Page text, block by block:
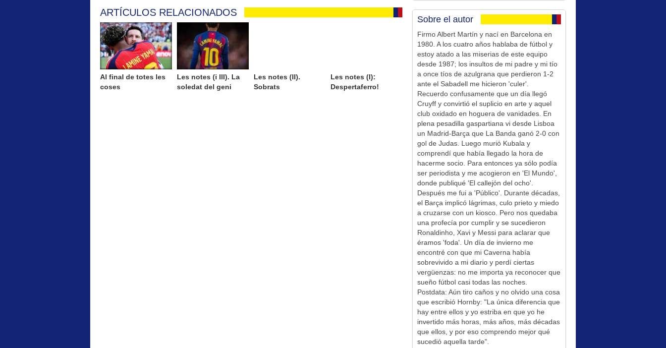
ARTÍCULOS RELACIONADOS
Al final de totes les
coses
Les notes (i III). La
soledat del geni
Les notes (II).
Sobrats
Les notes (I):
Despertaferro!
Sobre el autor
Firmo Albert Martín y nací en Barcelona en
1980. A los cuatro años hablaba de fútbol y
estoy atado a las miserias de este equipo
desde 1987; los insultos de mi padre y mi tío
a once tíos de azulgrana que perdieron 1-2
ante el Sabadell me hicieron 'culer'.
Recuerdo confusamente que un día llegó
Cruyff y convirtió el suplicio en arte y aquel
club oxidado en hoguera de vanidades. En
plena pesadilla gaspartiana vi desde Lisboa
un Madrid-Barça que La Banda ganó 2-0 con
gol de Judas. Luego murió Kubala y
comprendí que había llegado la hora de
hacerme socio. Para entonces ya sólo podía
ser periodista y me acogieron en 'El Mundo',
donde publiqué 'El callejón del ocho'.
Después me fui a 'Público'. Durante décadas,
el Barça implicó lágrimas, culo prieto y miedo
a cruzarse con un kiosco. Pero nos quedaba
una profecía por cumplir y se sucedieron
Ronaldinho, Xavi y Messi para aclarar que
éramos 'foda'. Un día de invierno me
encontré con que mi Caverna había
sobrevivido a mi diario y perdí ciertas
vergüenzas: no me importa ya reconocer que
sueño fútbol casi todas las noches.
Postdata: Aún tiro caños y no olvido una cosa
que escribió Hornby: "La única diferencia que
hay entre ellos y yo estriba en que yo he
invertido más horas, más años, más décadas
que ellos, y por eso comprendo mejor qué
sucedió aquella tarde".